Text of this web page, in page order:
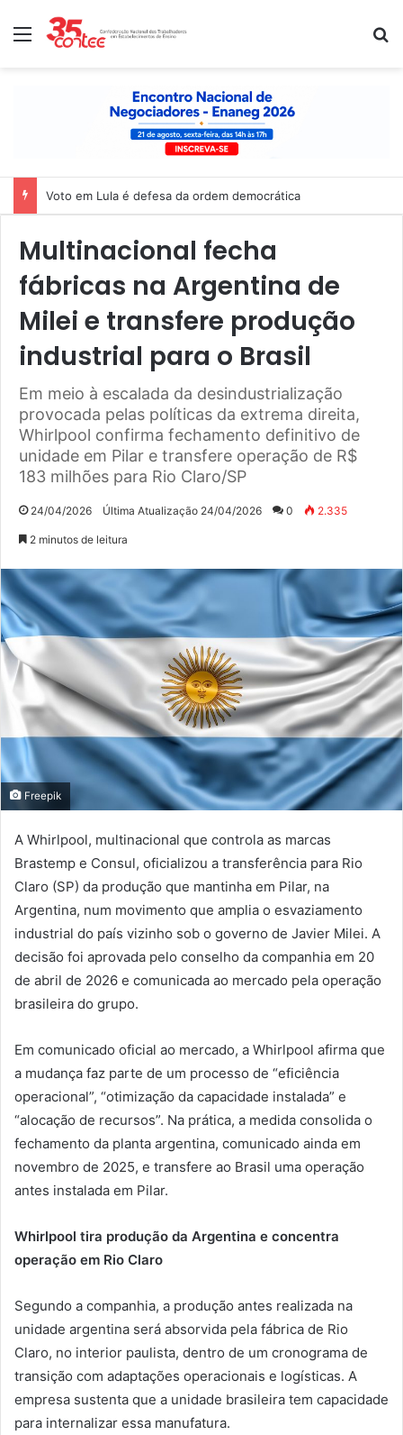
Menu
Voto em Lula é defesa da ordem democrática
Multinacional fecha
fábricas na Argentina de
Milei e transfere produção
industrial para o Brasil
Em meio à escalada da desindustrialização
provocada pelas políticas da extrema direita,
Whirlpool confirma fechamento definitivo de
unidade em Pilar e transfere operação de R$
183 milhões para Rio Claro/SP
24/04/2026 Última Atualização 24/04/2026 0 2.335
2 minutos de leitura
Freepik
A Whirlpool, multinacional que controla as marcas
Brastemp e Consul, oficializou a transferência para Rio
Claro (SP) da produção que mantinha em Pilar, na
Argentina, num movimento que amplia o esvaziamento
industrial do país vizinho sob o governo de Javier Milei. A
decisão foi aprovada pelo conselho da companhia em 20
de abril de 2026 e comunicada ao mercado pela operação
brasileira do grupo.
Em comunicado oficial ao mercado, a Whirlpool afirma que
a mudança faz parte de um processo de “eficiência
operacional”, “otimização da capacidade instalada” e
“alocação de recursos”. Na prática, a medida consolida o
fechamento da planta argentina, comunicado ainda em
novembro de 2025, e transfere ao Brasil uma operação
antes instalada em Pilar.
Whirlpool tira produção da Argentina e concentra
operação em Rio Claro
Segundo a companhia, a produção antes realizada na
unidade argentina será absorvida pela fábrica de Rio
Claro, no interior paulista, dentro de um cronograma de
transição com adaptações operacionais e logísticas. A
empresa sustenta que a unidade brasileira tem capacidade
para internalizar essa manufatura.